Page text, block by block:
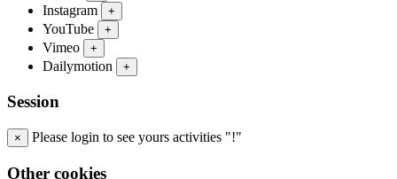
Instagram +
YouTube +
Vimeo +
Dailymotion +
Session
× Please login to see yours activities "!"
Other cookies